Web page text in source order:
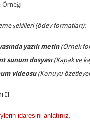
Örneği
şekilleri (ödev formatları):
yazılı metin (Örnek
sunum dosyası (Kapak ve
videosu (Konuyu
II
idaresini anlatınız.